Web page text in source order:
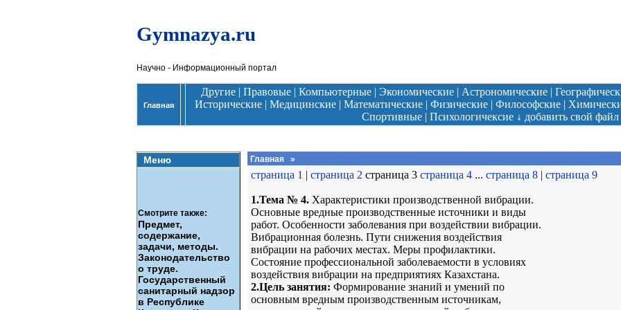
Gymnazya.ru
Научно - Информационный портал
Главная
Другие | Правовые | Компьютерные | Экономические | Астрономические |
Исторические| Медицинские| Математические| Физические| Философские|
Спортивные| Психологичексие↓ добавить свой файл
Меню
Смотрите также:
Предмет,
содержание,
задачи, методы.
Законодательство
о труде.
Государственный
санитарный надзор
в Республике
Главная »
страница 1 | страница 2 страница 3 страница 4 ... страница 8 | страница 9
1.Тема № 4. Характеристики производственной вибрации.
Основные вредные производственные источники и виды
работ. Особенности заболевания при воздействии вибрации.
Вибрационная болезнь. Пути снижения воздействия
вибрации на рабочих местах. Меры профилактики.
Состояние профессиональной заболеваемости в условиях
воздействия вибрации на предприятиях Казахстана.
2.Цель занятия: Формирование знаний и умений по
основным вредным производственным источникам,